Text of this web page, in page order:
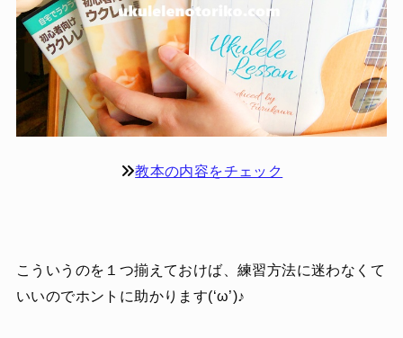
教本の内容をチェック
こういうのを１つ揃えておけば、練習方法に迷わなくて
いいのでホントに助かります(‘ω’)♪